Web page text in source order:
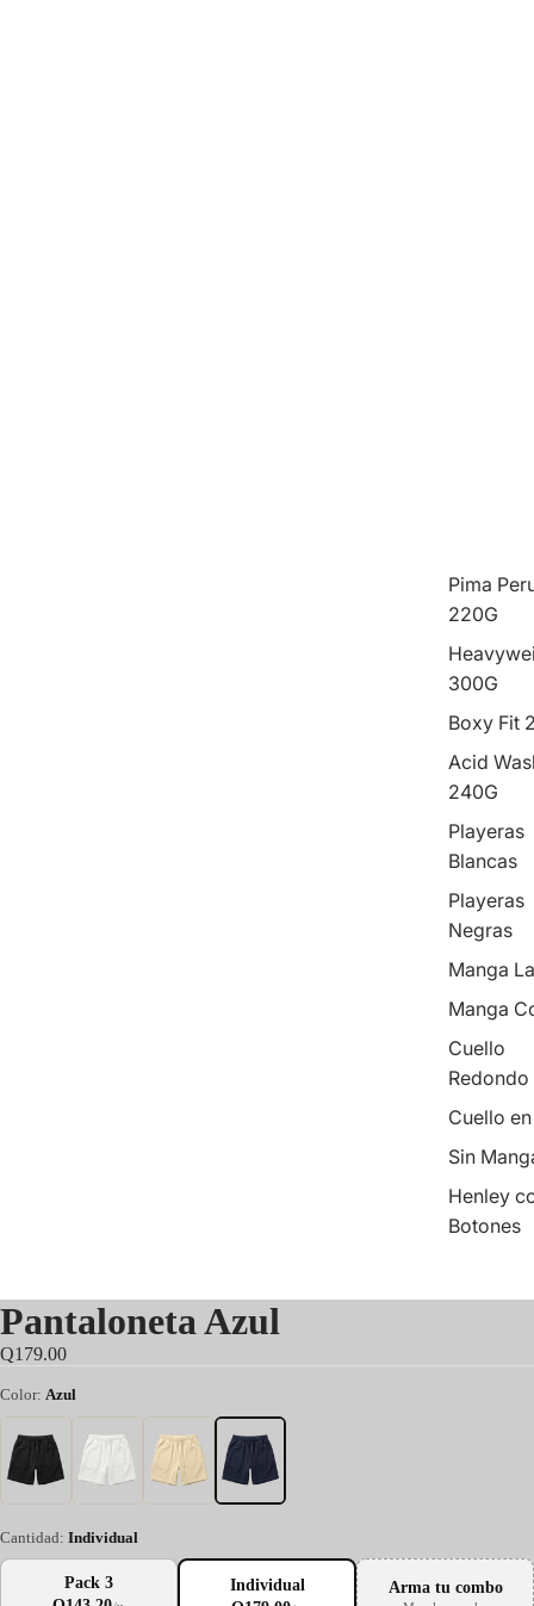
Pima
220G
300G
Boxy Fit
Acid
240G
Playeras
Blancas
Playeras
Negras
Manga
Manga
Cuello
Redondo
Cuello
Sin
Henley
Botones
Pantaloneta Azul
Q179.00
Color: Azul
Cantidad: Individual
Pack 3
Individual
Arma tu combo